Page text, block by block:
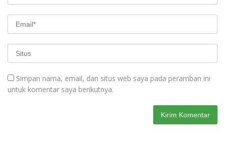
Simpan nama, email, dan situs web saya pada peramban ini
untuk komentar saya berikutnya.